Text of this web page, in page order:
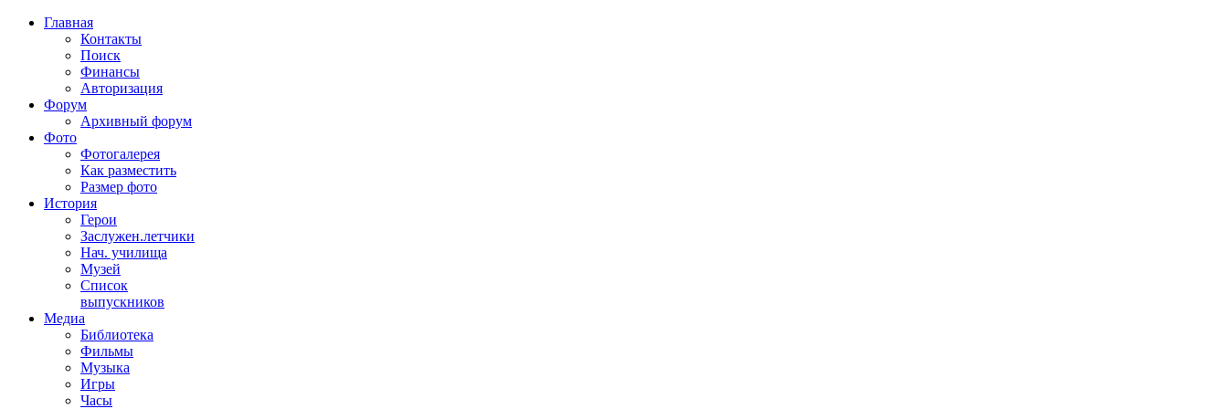
Главная
Контакты
Поиск
Финансы
Авторизация
Форум
Архивный форум
Фото
Фотогалерея
Как разместить
Размер фото
История
Герои
Заслужен.летчики
Нач. училища
Музей
Список
выпускников
Медиа
Библиотека
Фильмы
Музыка
Игры
Часы